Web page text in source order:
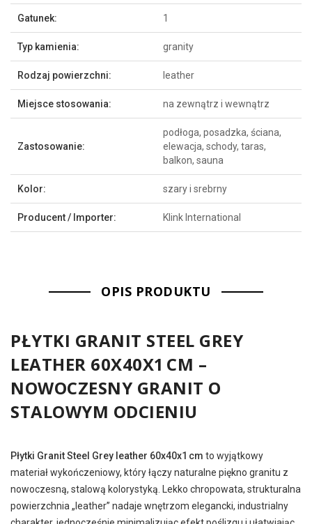
Gatunek: 1
Typ kamienia: granity
Rodzaj powierzchni: leather
Miejsce stosowania: na zewnątrz i wewnątrz
Zastosowanie:
podłoga, posadzka, ściana,
elewacja, schody, taras,
balkon, sauna
Kolor: szary i srebrny
Producent / Importer: Klink International
OPIS PRODUKTU
PŁYTKI GRANIT STEEL GREY
LEATHER 60X40X1 CM –
NOWOCZESNY GRANIT O
STALOWYM ODCIENIU
Płytki Granit Steel Grey leather 60x40x1 cm to wyjątkowy
materiał wykończeniowy, który łączy naturalne piękno granitu z
nowoczesną, stalową kolorystyką. Lekko chropowata, strukturalna
powierzchnia „leather” nadaje wnętrzom elegancki, industrialny